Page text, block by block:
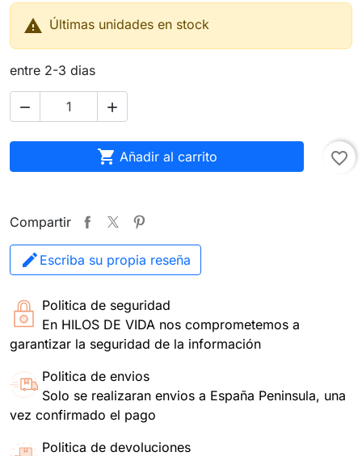
 Últimas unidades en stock
entre 2-3 dias
 
 Añadir al carrito favorite_border
Compartir
Escriba su propia reseña
Politica de seguridad
En HILOS DE VIDA nos comprometemos a
garantizar la seguridad de la información
Politica de envios
Solo se realizaran envios a España Peninsula, una
vez confirmado el pago
Politica de devoluciones